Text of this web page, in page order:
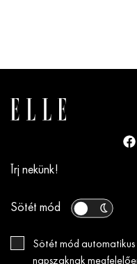
Írj nekünk!
Sötét mód
Sötét mód
napszaknak